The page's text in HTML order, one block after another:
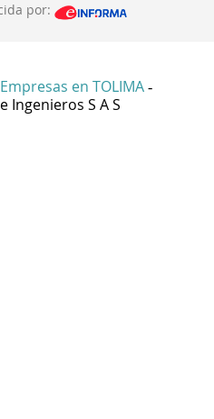
por:
Empresas en TOLIMA -
Ingenieros S A S